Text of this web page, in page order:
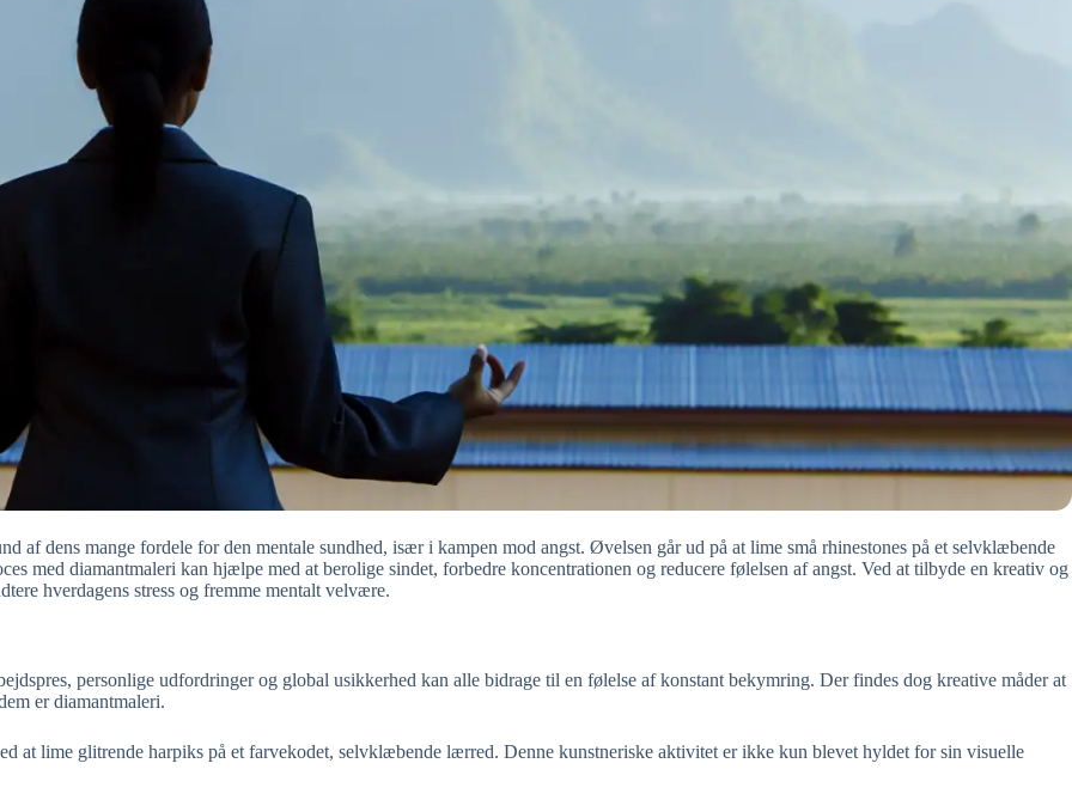
af dens mange fordele for den mentale sundhed, især i kampen mod angst. Øvelsen går ud på at lime små rhinestones på et selvklæbende
med diamantmaleri kan hjælpe med at berolige sindet, forbedre koncentrationen og reducere følelsen af angst. Ved at tilbyde en kreativ og
hverdagens stress og fremme mentalt velvære.
personlige udfordringer og global usikkerhed kan alle bidrage til en følelse af konstant bekymring. Der findes dog kreative måder at
er diamantmaleri.
at lime glitrende harpiks på et farvekodet, selvklæbende lærred. Denne kunstneriske aktivitet er ikke kun blevet hyldet for sin visuelle